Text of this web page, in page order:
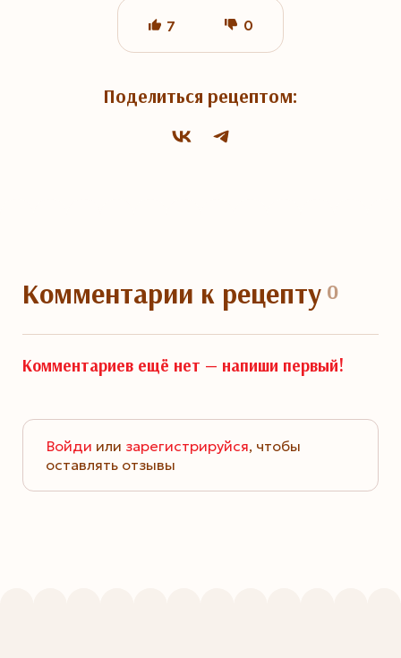
7 0
Поделиться рецептом:
Комментарии к рецепту0
Комментариев ещё нет — напиши первый!
Войди или зарегистрируйся, чтобы
оставлять отзывы